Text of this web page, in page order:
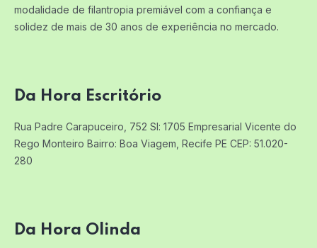
modalidade de filantropia premiável com a confiança e
solidez de mais de 30 anos de experiência no mercado.
Da Hora Escritório
Rua Padre Carapuceiro, 752 Sl: 1705 Empresarial Vicente do
Rego Monteiro Bairro: Boa Viagem, Recife PE CEP: 51.020-
280
Da Hora Olinda